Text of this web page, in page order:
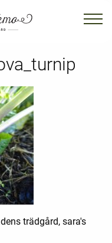
trädgård, sara's